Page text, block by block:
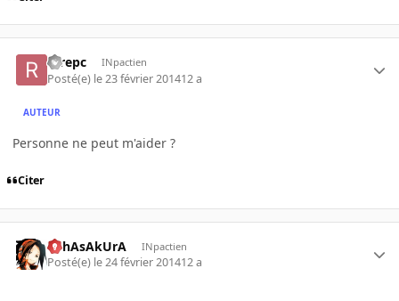
rerepc INpactien
Posté(e) le 23 février 201412 a
AUTEUR
Personne ne peut m'aider ?
Citer
YohAsAkUrA INpactien
Posté(e) le 24 février 201412 a